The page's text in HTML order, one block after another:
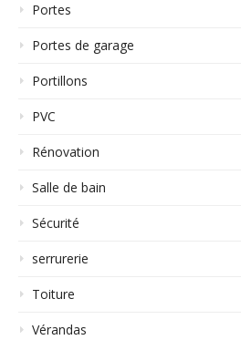
Portes
Portes de garage
Portillons
PVC
Rénovation
Salle de bain
Sécurité
serrurerie
Toiture
Vérandas